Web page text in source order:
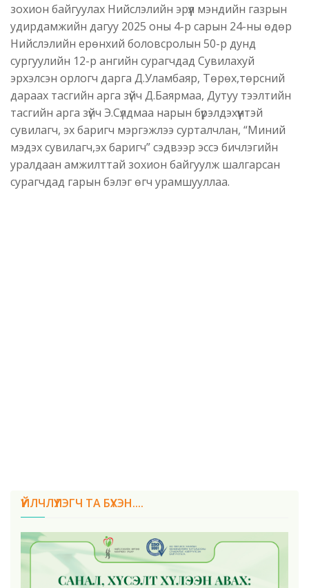
зохион байгуулах Нийслэлийн эрүүл мэндийн газрын
удирдамжийн дагуу 2025 оны 4-р сарын 24-ны өдөр
Нийслэлийн ерөнхий боловсролын 50-р дунд
сургуулийн 12-р ангийн сурагчдад Сувилахуй
эрхэлсэн орлогч дарга Д.Уламбаяр, Төрөх,төрсний
дараах тасгийн арга зүйч Д.Баярмаа, Дутуу тээлтийн
тасгийн арга зүйч Э.Сүлдмаа нарын бүрэлдэхүүнтэй
сувилагч, эх баригч мэргэжлээ сурталчлан, “Миний
мэдэх сувилагч,эх баригч” сэдвээр эссэ бичлэгийн
уралдаан амжилттай зохион байгуулж шалгарсан
сурагчдад гарын бэлэг өгч урамшууллаа.
ҮЙЛЧЛҮҮЛЭГЧ ТА БҮХЭН....